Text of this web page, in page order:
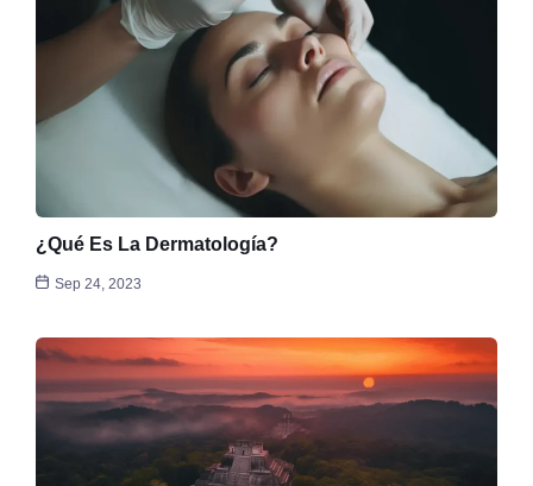
¿Qué Es La Dermatología?
Sep 24, 2023